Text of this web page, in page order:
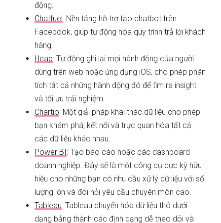
động.
Chatfuel : Nền tảng hỗ trợ tạo chatbot trên
Facebook, giúp tự động hóa quy trình trả lời khách
hàng.
Heap: Tự động ghi lại mọi hành động của người
dùng trên web hoặc ứng dụng iOS, cho phép phân
tích tất cả những hành động đó để tìm ra insight
và tối ưu trải nghiệm.
Chartio: Một giải pháp khai thác dữ liệu cho phép
bạn khám phá, kết nối và trực quan hóa tất cả
các dữ liệu khác nhau.
Power BI : Tạo báo cáo hoặc các dashboard
doanh nghiệp. Đây sẽ là một công cụ cực kỳ hữu
hiệu cho những bạn có nhu cầu xử lý dữ liệu với số
lượng lớn và đòi hỏi yêu cầu chuyên môn cao.
Tableau: Tableau chuyển hóa dữ liệu thô dưới
dạng bảng thành các định dạng dễ theo dõi và